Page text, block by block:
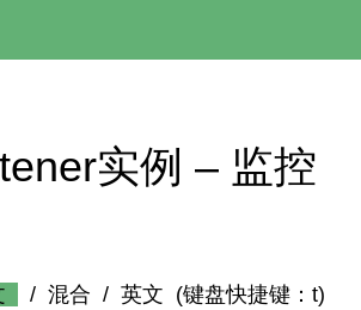
实例 – 监控
/ 混合 / 英文 (键盘快捷键：t)